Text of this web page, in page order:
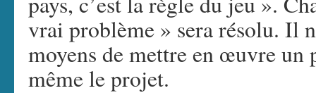
vrai problème » sera résolu. Il
moyens de mettre en œuvre un
même le projet.